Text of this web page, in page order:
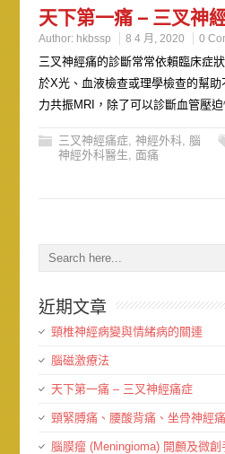
天下第一痛 – 三叉神
Author: hkbssp 8 4 月, 2020 0
三叉神經痛的診斷常常依賴臨床症
於X光、血液檢查或理學檢查的幫
力共振MRI，除了可以診斷血管壓
三叉神經痛症, 神經外科, 腦
神經外科醫生 面痛
近期文章
頸椎神經病變與情緒病的關連
腦磁激療法
天下第一痛 – 三叉神經痛症
頸緊膊痛、腰酸背痛、坐骨神經痛
腦膜瘤 (Meningioma) 開顱及微創